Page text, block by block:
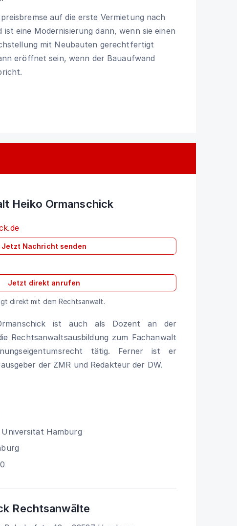
auf die erste Vermietung nach
eine Modernisierung dann, wenn sie einen
mit Neubauten gerechtfertigt
eröffnet sein, wenn der Bauaufwand
Heiko Ormanschick
Jetzt Nachricht senden
Jetzt direkt anrufen
direkt mit dem Rechtsanwalt.
ist auch als Dozent an der
Rechtsanwaltsausbildung zum Fachanwalt
tätig. Ferner ist er
der ZMR und Redakteur der DW.
Hamburg
Rechtsanwälte